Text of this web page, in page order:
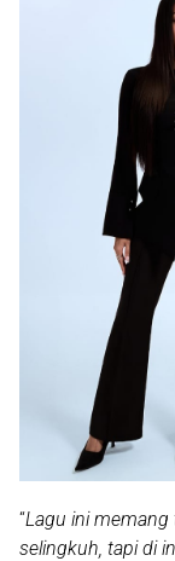
“Lagu ini
selingkuh, tapi di